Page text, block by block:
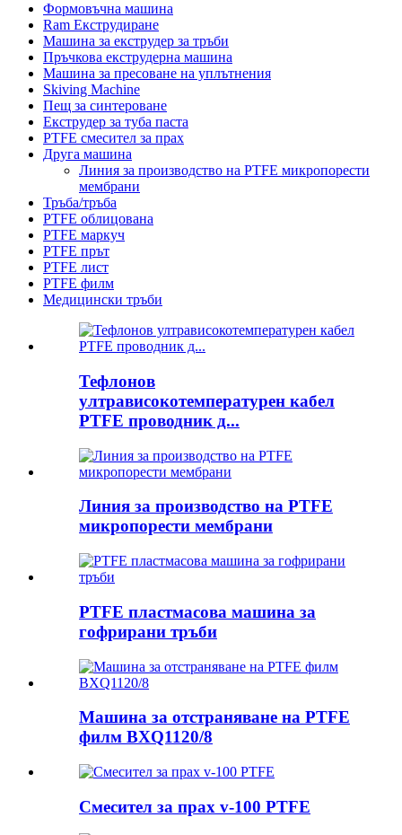
Формовъчна машина
Ram Екструдиране
Машина за екструдер за тръби
Пръчкова екструдерна машина
Машина за пресоване на уплътнения
Skiving Machine
Пещ за синтероване
Екструдер за туба паста
PTFE смесител за прах
Друга машина
Линия за производство на PTFE микропорести
мембрани
Тръба/тръба
PTFE облицована
PTFE маркуч
PTFE прът
PTFE лист
PTFE филм
Медицински тръби
Тефлонов
ултрависокотемпературен кабел
PTFE проводник д...
Линия за производство на PTFE
микропорести мембрани
PTFE пластмасова машина за
гофрирани тръби
Машина за отстраняване на PTFE
филм BXQ1120/8
Смесител за прах v-100 PTFE